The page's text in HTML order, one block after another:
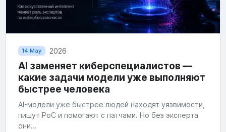
14 May 2026
AI заменяет киберспециалистов —
какие задачи модели уже выполняют
быстрее человека
AI-модели уже быстрее людей находят уязвимости,
пишут PoC и помогают с патчами. Но без эксперта
они...